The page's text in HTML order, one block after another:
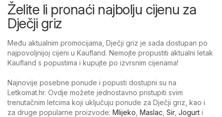
Želite li pronaći najbolju cijenu za
Dječji griz
Među aktualnim promocijama, Dječji griz je sada dostupan po
najpovoljnijoj cijeni u Kaufland. Nemojte propustiti aktualni letak
Kaufland s popustima i kupujte po izvrsnim cijenama!
Najnovije posebne ponude i popusti dostupni su na
Letkomat.hr. Ovdje možete jednostavno pristupiti svim
trenutačnim letcima koji uključuju ponude za Dječji griz, kao i
za druge popularne proizvode: Mlijeko Maslac Sir, Jogurt i